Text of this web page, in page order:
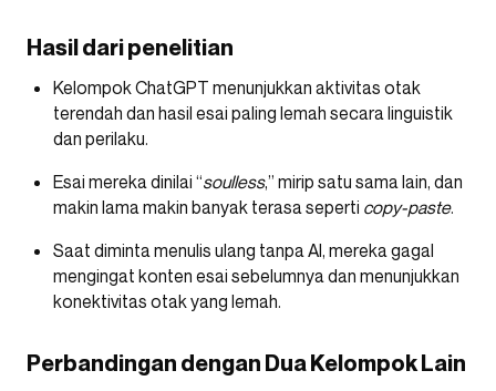
Hasil dari penelitian
Kelompok ChatGPT menunjukkan aktivitas otak
terendah dan hasil esai paling lemah secara linguistik
dan perilaku.
Esai mereka dinilai “soulless,” mirip satu sama lain, dan
makin lama makin banyak terasa seperti copy-paste.
Saat diminta menulis ulang tanpa AI, mereka gagal
mengingat konten esai sebelumnya dan menunjukkan
konektivitas otak yang lemah.
Perbandingan dengan Dua Kelompok Lain